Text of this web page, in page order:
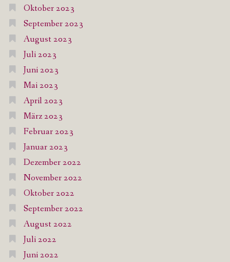
Oktober 2023
September 2023
August 2023
Juli 2023
Juni 2023
Mai 2023
April 2023
März 2023
Februar 2023
Januar 2023
Dezember 2022
November 2022
Oktober 2022
September 2022
August 2022
Juli 2022
Juni 2022